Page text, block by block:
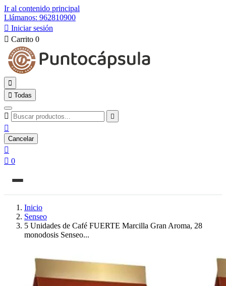
Ir al contenido principal
Llámanos: 962810900
 Iniciar sesión
 Carrito 0

 Todas
 

Cancelar

 0
Inicio
Senseo
5 Unidades de Café FUERTE Marcilla Gran Aroma, 28
monodosis Senseo...